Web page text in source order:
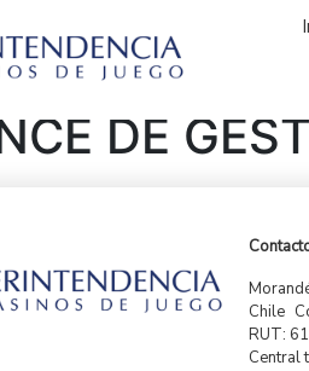
DE
Chile
RUT:
Central